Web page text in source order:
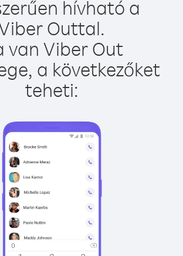
hívható a
Outtal.
van Viber Out
a következőket
teheti: